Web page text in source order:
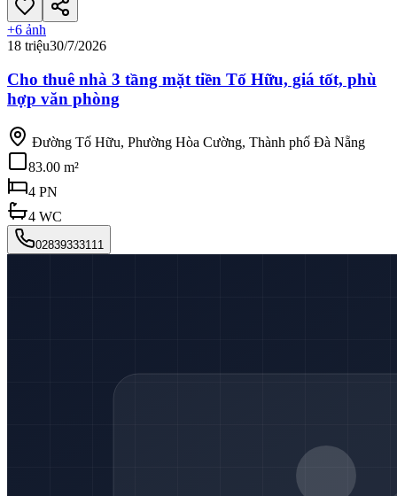
+6 ảnh
18 triệu30/7/2026
Cho thuê nhà 3 tầng mặt tiền Tố Hữu, giá tốt, phù
hợp văn phòng
Đường Tố Hữu, Phường Hòa Cường, Thành phố Đà Nẵng
83.00 m²
4 PN
4 WC
02839333111